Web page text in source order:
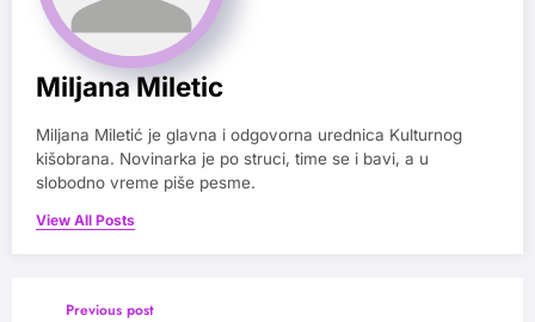
Miljana Miletic
Miljana Miletić je glavna i odgovorna urednica Kulturnog
kišobrana. Novinarka je po struci, time se i bavi, a u
slobodno vreme piše pesme.
View All Posts
Previous post